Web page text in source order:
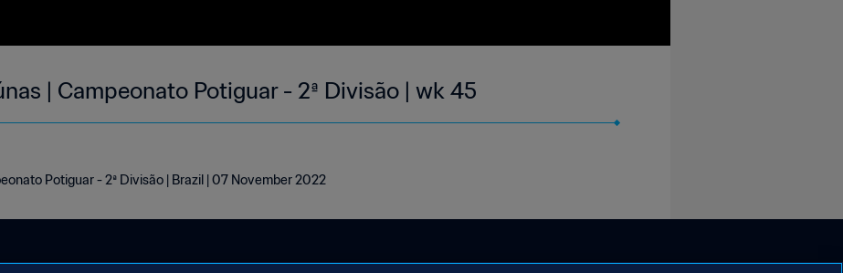
| Campeonato Potiguar - 2ª Divisão | wk 45
Potiguar - 2ª Divisão | Brazil | 07 November 2022